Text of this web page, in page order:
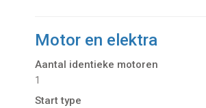
Motor en elektra
Aantal identieke motoren
1
Start type